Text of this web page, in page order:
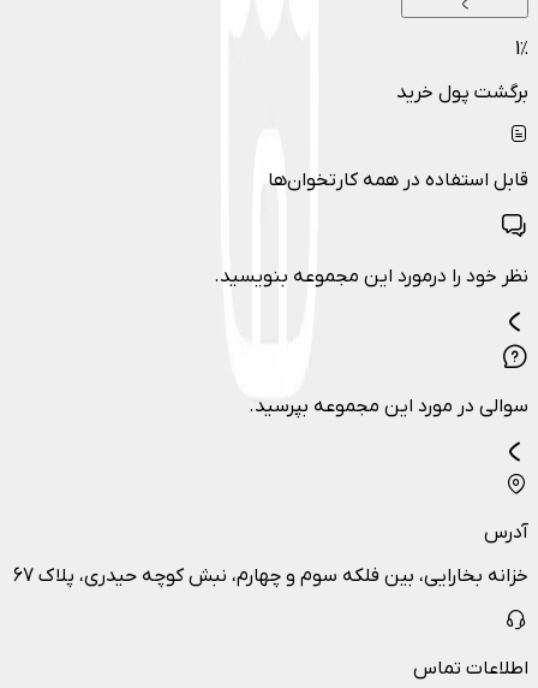
1٪
برگشت پول خرید
قابل استفاده در همه کارتخوان‌ها
نظر خود را درمورد این مجموعه بنویسید.
سوالی در مورد این مجموعه بپرسید.
آدرس
خزانه بخارایی، بین فلکه سوم و چهارم، نبش کوچه حیدری، پلاک 67
اطلاعات تماس